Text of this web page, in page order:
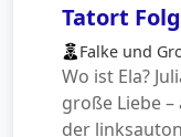
Tatort
Falke und
Wo ist Ela?
große Liebe
der